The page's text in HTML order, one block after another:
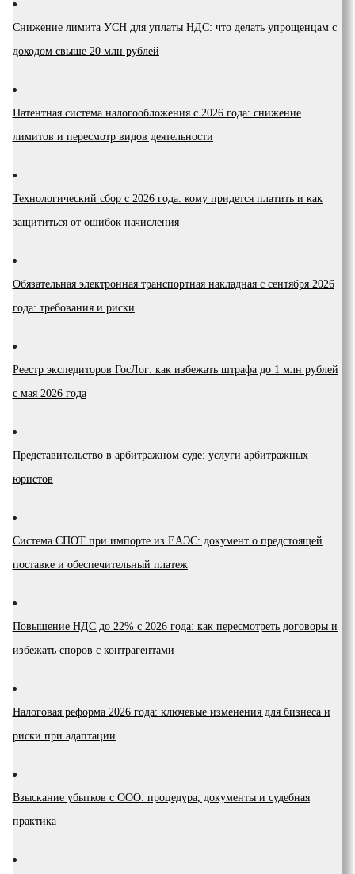
Снижение лимита УСН для уплаты НДС: что делать упрощенцам с
доходом свыше 20 млн рублей
Патентная система налогообложения с 2026 года: снижение
лимитов и пересмотр видов деятельности
Технологический сбор с 2026 года: кому придется платить и как
защититься от ошибок начисления
Обязательная электронная транспортная накладная с сентября 2026
года: требования и риски
Реестр экспедиторов ГосЛог: как избежать штрафа до 1 млн рублей
с мая 2026 года
Представительство в арбитражном суде: услуги арбитражных
юристов
Система СПОТ при импорте из ЕАЭС: документ о предстоящей
поставке и обеспечительный платеж
Повышение НДС до 22% с 2026 года: как пересмотреть договоры и
избежать споров с контрагентами
Налоговая реформа 2026 года: ключевые изменения для бизнеса и
риски при адаптации
Взыскание убытков с ООО: процедура, документы и судебная
практика